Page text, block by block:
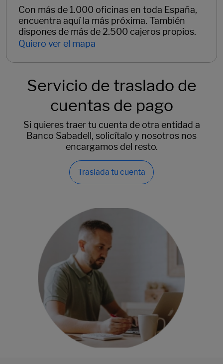
Con más de 1.000 oficinas en toda España,
encuentra aquí la más próxima. También
dispones de más de 2.500 cajeros propios.
Quiero ver el mapa
Servicio de traslado de
cuentas de pago
Si quieres traer tu cuenta de otra entidad a
Banco Sabadell, solicítalo y nosotros nos
encargamos del resto.
Traslada tu cuenta